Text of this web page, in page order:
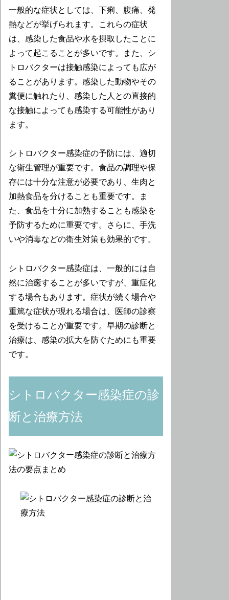
一般的な症状としては、下痢、腹痛、発
熱などが挙げられます。これらの症状
は、感染した食品や水を摂取したことに
よって起こることが多いです。また、シ
トロバクターは接触感染によっても広が
ることがあります。感染した動物やその
糞便に触れたり、感染した人との直接的
な接触によっても感染する可能性があり
ます。
シトロバクター感染症の予防には、適切
な衛生管理が重要です。食品の調理や保
存には十分な注意が必要であり、生肉と
加熱食品を分けることも重要です。ま
た、食品を十分に加熱することも感染を
予防するために重要です。さらに、手洗
いや消毒などの衛生対策も効果的です。
シトロバクター感染症は、一般的には自
然に治癒することが多いですが、重症化
する場合もあります。症状が続く場合や
重篤な症状が現れる場合は、医師の診察
を受けることが重要です。早期の診断と
治療は、感染の拡大を防ぐためにも重要
です。
シトロバクター感染症の診
断と治療方法